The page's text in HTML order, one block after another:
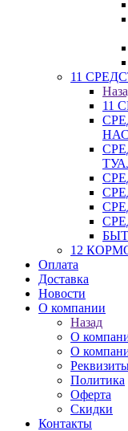
11
11
12
Оплата
Доставка
Новости
О компании
Назад
О
О
Политика
Оферта
Скидки
Контакты